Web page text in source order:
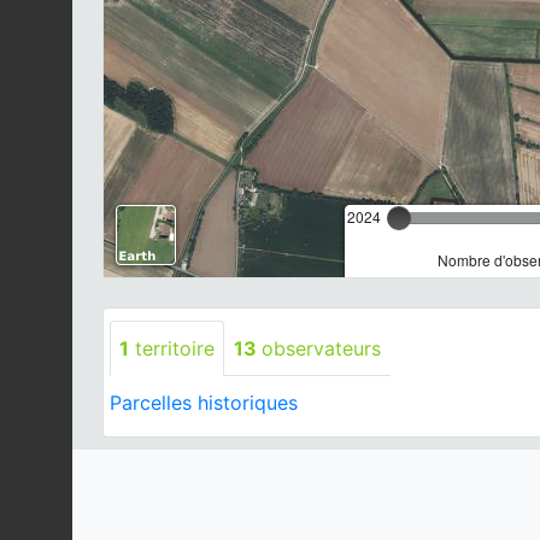
2024
Nombre
1 territoire 13 observateurs
Parcelles historiques